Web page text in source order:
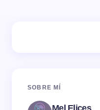
SOBRE MÍ
Mel Elices